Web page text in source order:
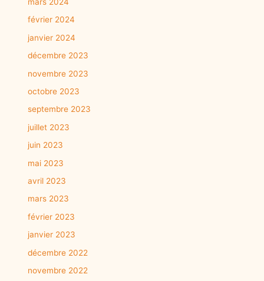
février 2024
janvier 2024
décembre 2023
novembre 2023
octobre 2023
septembre 2023
juillet 2023
juin 2023
mai 2023
avril 2023
mars 2023
février 2023
janvier 2023
décembre 2022
novembre 2022